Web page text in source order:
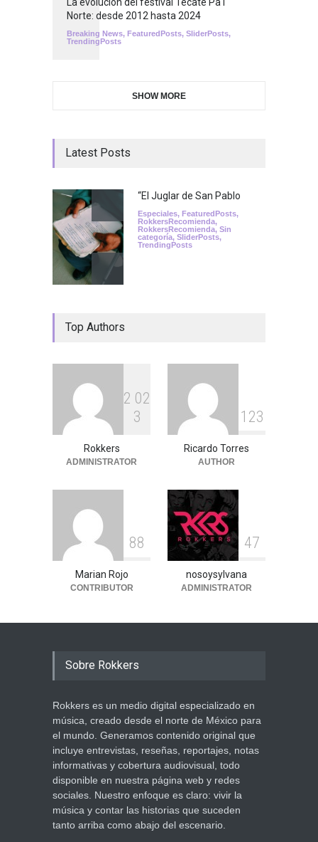
La evolución del festival Tecate Pa'l
Norte: desde 2012 hasta 2024
Breaking News, FeaturedPosts, SliderPosts,
TrendingPosts
SHOW MORE
Latest Posts
“El Juglar de San Pablo
Especiales, FeaturedPosts,
RokkersRecomienda,
RokkersRecomienda, Sin
categoría, SliderPosts,
TrendingPosts
Top Authors
2 02
3
Rokkers
ADMINISTRATOR
1 23
Ricardo Torres
AUTHOR
88
Marian Rojo
CONTRIBUTOR
47
nosoysylvana
ADMINISTRATOR
Sobre Rokkers
Rokkers es un medio digital especializado en
música, creado desde el norte de México para
el mundo. Generamos contenido original que
incluye entrevistas, reseñas, reportajes, notas
informativas y cobertura audiovisual, todo
disponible en nuestra página web y redes
sociales. Nuestro enfoque es claro: vivir la
música y contar las historias que suceden
tanto arriba como abajo del escenario.